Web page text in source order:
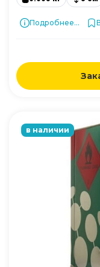
Подробнее...
в наличии